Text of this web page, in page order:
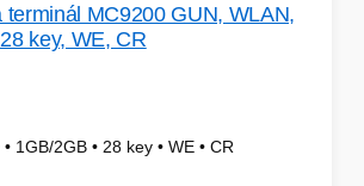
terminál MC9200 GUN, WLAN,
key, WE, CR
1GB/2GB • 28 key • WE • CR